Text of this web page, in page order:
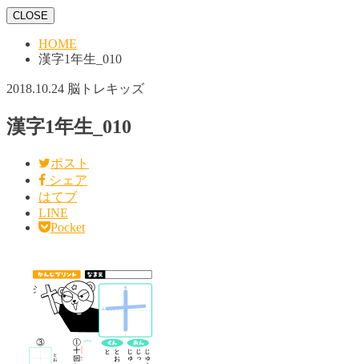
CLOSE
HOME
漢字1年生_010
2018.10.24 脳トレキッズ
漢字1年生_010
ポスト
シェア
はてブ
LINE
Pocket